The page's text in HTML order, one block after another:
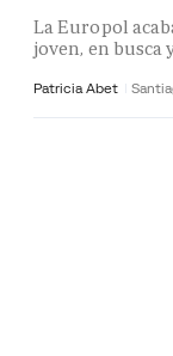
La Europol
joven, en busca
Patricia Abet